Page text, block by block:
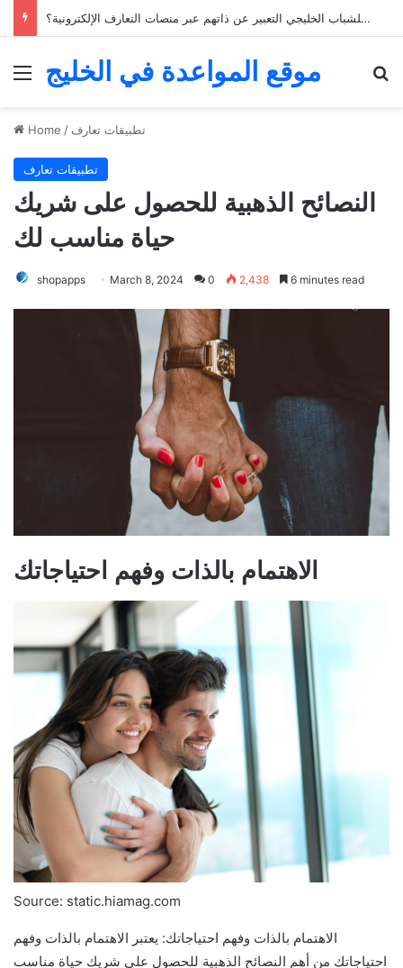
كيف يمكن للشباب الخليجي التعبير عن ذاتهم عبر منصات التعارف الإلكترونية؟
Menu
موقع المواعدة في الخليج
Home / تطبيقات تعارف
تطبيقات تعارف
النصائح الذهبية للحصول على شريك
حياة مناسب لك
shopapps March 8, 2024 0 2,438 6 minutes read
الاهتمام بالذات وفهم احتياجاتك
Source: static.hiamag.com
الاهتمام بالذات وفهم احتياجاتك: يعتبر الاهتمام بالذات وفهم
احتياجاتك من أهم النصائح الذهبية للحصول على شريك حياة مناسب